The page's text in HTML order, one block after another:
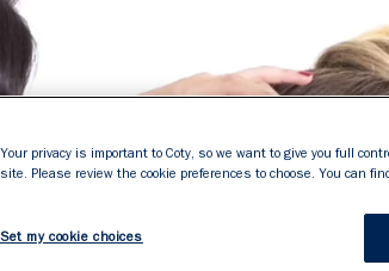
Your privacy is important to Coty, so we want to give you full
site. Please review the cookie preferences to choose. You can
Set my cookie choices